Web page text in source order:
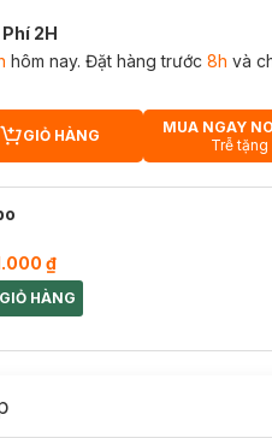
2H
hôm nay. Đặt hàng trước 8h và
CART PLUS ICON
GIỎ HÀNG
MUA NGAY
Trễ tặng
₫
PLUS ICON
GIỎ HÀNG